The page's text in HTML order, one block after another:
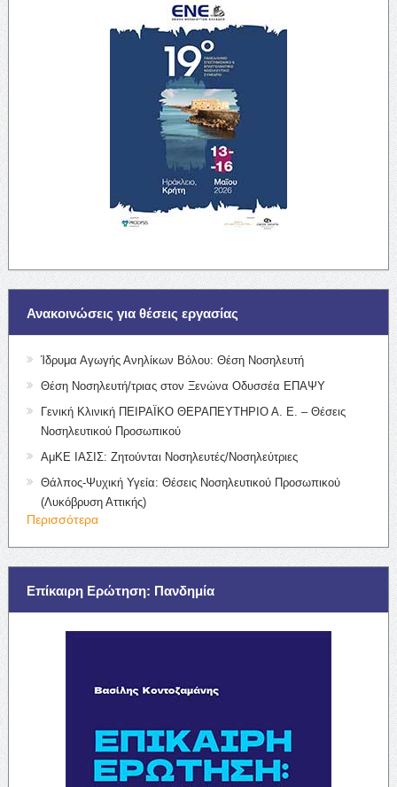
Ανακοινώσεις για θέσεις εργασίας
Ίδρυμα Αγωγής Ανηλίκων Βόλου: Θέση Νοσηλευτή
Θέση Νοσηλευτή/τριας στον Ξενώνα Οδυσσέα ΕΠΑΨΥ
Γενική Κλινική ΠΕΙΡΑΪΚΟ ΘΕΡΑΠΕΥΤΗΡΙΟ Α. Ε. – Θέσεις
Νοσηλευτικού Προσωπικού
ΑμΚΕ ΙΑΣΙΣ: Ζητούνται Νοσηλευτές/Νοσηλεύτριες
Θάλπος-Ψυχική Υγεία: Θέσεις Νοσηλευτικού Προσωπικού
(Λυκόβρυση Αττικής)
Περισσότερα
Επίκαιρη Ερώτηση: Πανδημία